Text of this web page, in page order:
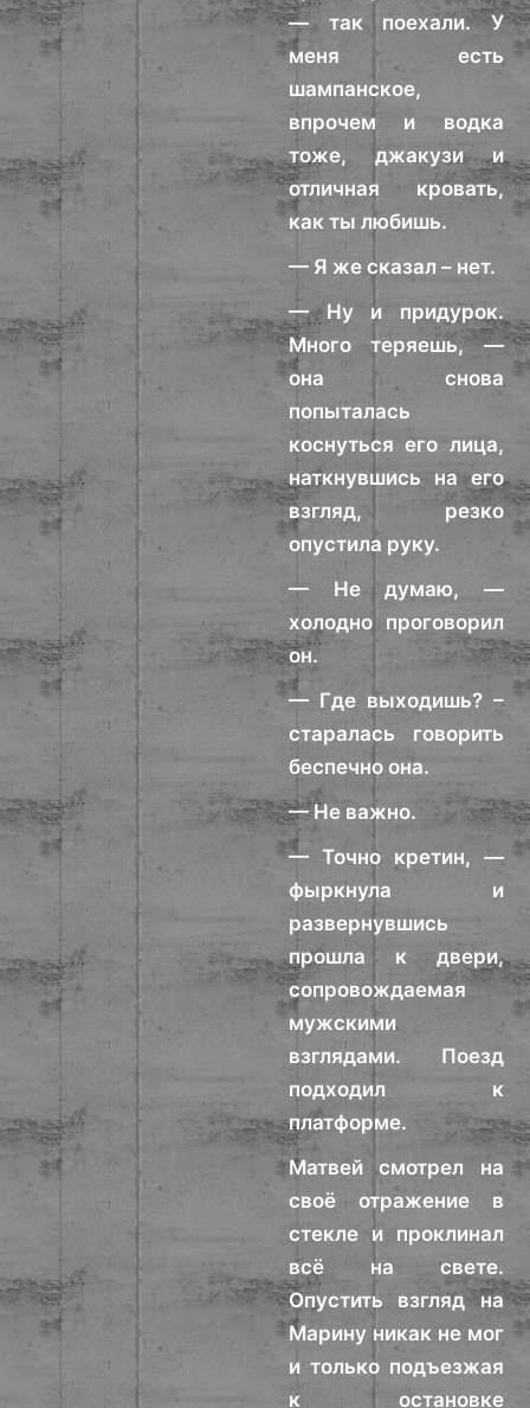
— так поехали. У
меня есть
шампанское,
впрочем и водка
тоже, джакузи и
отличная кровать,
как ты любишь.
— Я же сказал – нет.
— Ну и придурок.
Много теряешь, —
она снова
попыталась
коснуться его лица,
наткнувшись на его
взгляд, резко
опустила руку.
— Не думаю, —
холодно проговорил
он.
— Где выходишь? –
старалась говорить
беспечно она.
— Не важно.
— Точно кретин, —
фыркнула и
развернувшись
прошла к двери,
сопровождаемая
мужскими
взглядами. Поезд
подходил к
платформе.
Матвей смотрел на
своё отражение в
стекле и проклинал
всё на свете.
Опустить взгляд на
Марину никак не мог
и только подъезжая
к остановке